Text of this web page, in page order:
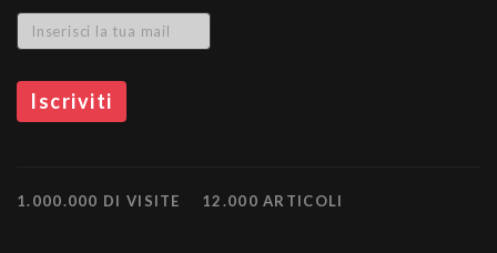
1.000.000 DI VISITE 12.000 ARTICOLI